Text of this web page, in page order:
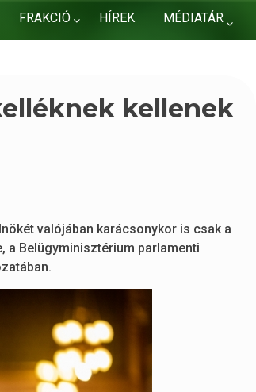
FRAKCIÓ HÍREK MÉDIATÁR
kellenek
valójában karácsonykor is csak a
a Belügyminisztérium parlamenti